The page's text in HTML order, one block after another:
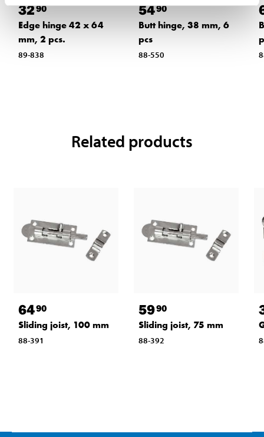
3290
Edge hinge 42 x 64
mm, 2 pcs.
89-838
5490
Butt hinge, 38 mm, 6
pcs
88-550
Related products
6490
Sliding joist, 100 mm
88-391
5990
Sliding joist, 75 mm
88-392